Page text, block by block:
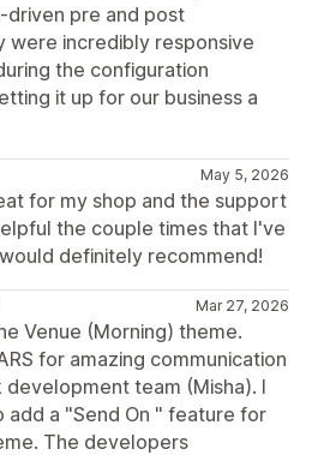
driven pre and post
were incredibly responsive
the configuration
it up for our business a
May 5, 2026
for my shop and the support
the couple times that I've
definitely recommend!
Mar 27, 2026
Venue (Morning) theme.
for amazing communication
team (Misha). I
add a "Send On " feature for
The developers